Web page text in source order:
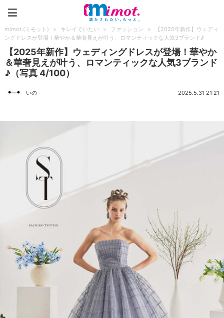
mimot.(ミモット) > キレイでいたい > ファッション >
【2025年新作】ウェディ
ングドレスが登場！華やか＆華奢見えが叶う、ロマンティックな人気3ブランド♪
【2025年新作】ウェディングドレスが登場！華やか
＆華奢見えが叶う、ロマンティックな人気3ブランド
♪（写真 4/100）
いの 2025.5.31 21:21